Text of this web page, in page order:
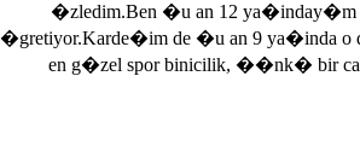
�zledim.Ben �u an 12 ya�inday�m
�gretiyor.Karde�im de �u an 9 ya�inda
en g�zel spor binicilik, ��nk� bir